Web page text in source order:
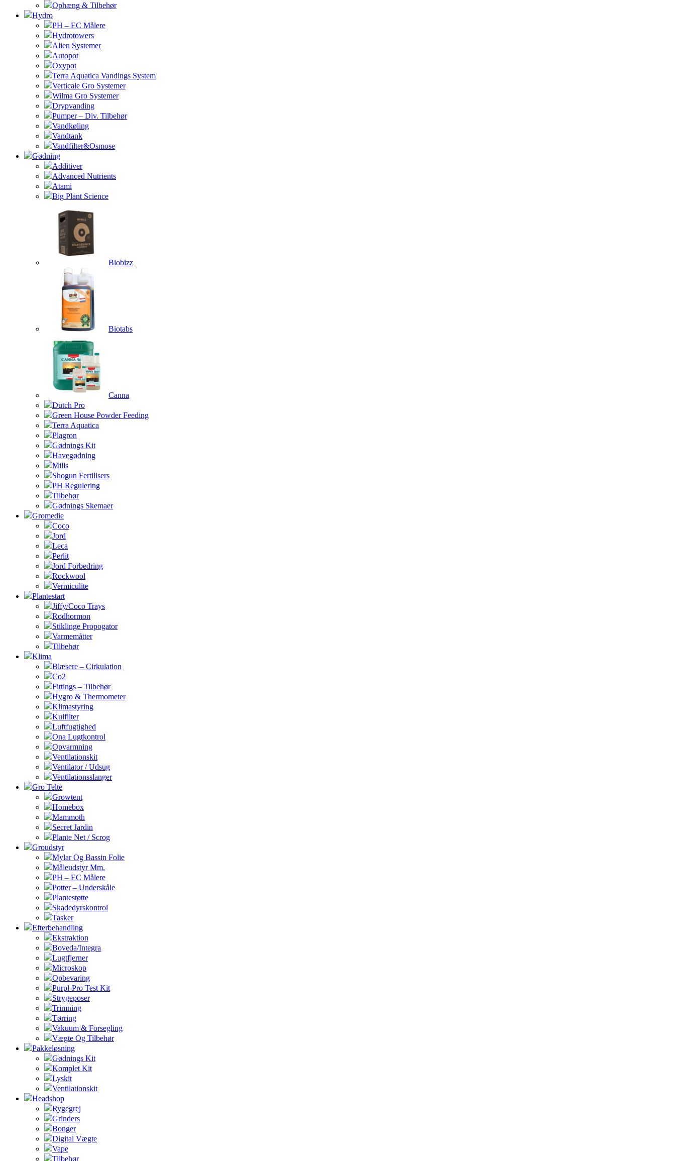
Ophæng & Tilbehør
Hydro
PH – EC Målere
Hydrotowers
Alien Systemer
Autopot
Oxypot
Terra Aquatica Vandings System
Verticale Gro Systemer
Wilma Gro Systemer
Drypvanding
Pumper – Div. Tilbehør
Vandkøling
Vandtank
Vandfilter&Osmose
Gødning
Additiver
Advanced Nutrients
Atami
Big Plant Science
Biobizz
Biotabs
Canna
Dutch Pro
Green House Powder Feeding
Terra Aquatica
Plagron
Gødnings Kit
Havegødning
Mills
Shogun Fertilisers
PH Regulering
Tilbehør
Gødnings Skemaer
Gromedie
Coco
Jord
Leca
Perlit
Jord Forbedring
Rockwool
Vermiculite
Plantestart
Jiffy/Coco Trays
Rodhormon
Stiklinge Propogator
Varmemåtter
Tilbehør
Klima
Blæsere – Cirkulation
Co2
Fittings – Tilbehør
Hygro & Thermometer
Klimastyring
Kulfilter
Luftfugtighed
Ona Lugtkontrol
Opvarmning
Ventilationskit
Ventilator / Udsug
Ventilationsslanger
Gro Telte
Growtent
Homebox
Mammoth
Secret Jardin
Plante Net / Scrog
Groudstyr
Mylar Og Bassin Folie
Måleudstyr Mm.
PH – EC Målere
Potter – Underskåle
Plantestøtte
Skadedyrskontrol
Tasker
Efterbehandling
Ekstraktion
Boveda/Integra
Lugtfjerner
Microskop
Opbevaring
Purpl-Pro Test Kit
Strygeposer
Trimning
Tørring
Vakuum & Forsegling
Vægte Og Tilbehør
Pakkeløsning
Gødnings Kit
Komplet Kit
Lyskit
Ventilationskit
Headshop
Rygegrej
Grinders
Bonger
Digital Vægte
Vape
Tilbehør